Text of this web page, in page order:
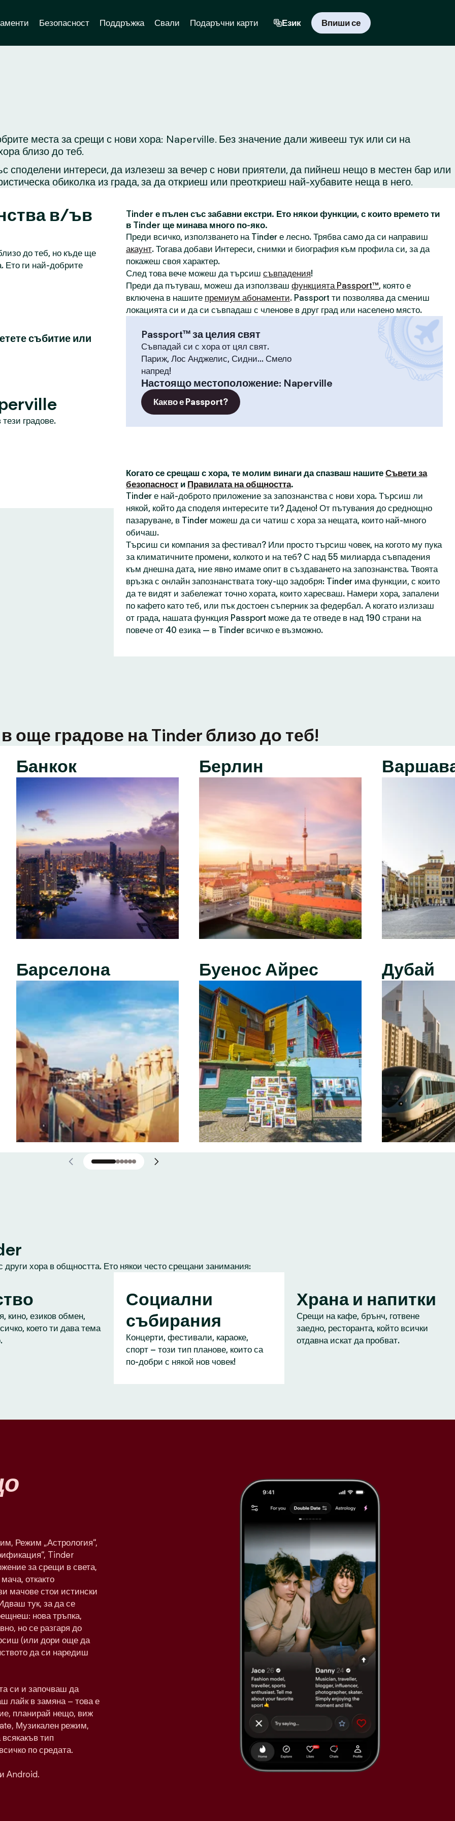
Безопасност Поддръжка Свали Подаръчни карти Език Впиши се
места за срещи с нови хора: Naperville. Без значение дали живееш тук или си на
близо до теб.
интереси, да излезеш за вечер с нови приятели, да пийнеш нещо в местен бар или
обиколка из града, за да откриеш или преоткриеш най-хубавите неща в него.
в/ъв
до теб, но къде ще
Ето ги най-добрите
събитие или
градове.
Tinder е пълен със забавни екстри. Ето някои функции, с които времето ти
в Tinder ще минава много по-яко.
Преди всичко, използването на Tinder е лесно. Трябва само да си направиш
акаунт. Тогава добави Интереси, снимки и биография към профила си, за да
покажеш своя характер.
След това вече можеш да търсиш съвпадения!
Преди да пътуваш, можеш да използваш функцията Passport™, която е
включена в нашите премиум абонаменти. Passport ти позволява да смениш
локацията си и да си съвпадаш с членове в друг град или населено място.
Passport™ за целия свят
Съвпадай си с хора от цял свят.
Париж, Лос Анджелис, Сидни... Смело
напред!
Настоящо местоположение: Naperville
Какво е Passport?
Когато се срещаш с хора, те молим винаги да спазваш нашите Съвети за
безопасност и Правилата на общността.
Tinder е най-доброто приложение за запознанства с нови хора. Търсиш ли
някой, който да споделя интересите ти? Дадено! От пътувания до среднощно
пазаруване, в Tinder можеш да си чатиш с хора за нещата, които най-много
обичаш.
Търсиш си компания за фестивал? Или просто търсиш човек, на когото му пука
за климатичните промени, колкото и на теб? С над 55 милиарда съвпадения
към днешна дата, ние явно имаме опит в създаването на запознанства. Твоята
връзка с онлайн запознанствата току-що задобря: Tinder има функции, с които
да те видят и забележат точно хората, които харесваш. Намери хора, запалени
по кафето като теб, или пък достоен съперник за федербал. А когато излизаш
от града, нашата функция Passport може да те отведе в над 190 страни на
повече от 40 езика — в Tinder всичко е възможно.
още градове на Tinder близо до теб!
Банкок
Барселона
Берлин
Буенос Айрес Дубай
хора в общността. Ето някои често срещани занимания:
кино, езиков обмен,
което ти дава тема
Социални
събирания
Концерти, фестивали, караоке,
спорт – този тип планове, които са
по-добри с някой нов човек!
Храна и напитки
Срещи на кафе, брънч, готвене
заедно, ресторанта, който всички
отдавна искат да пробват.
Режим „Астрология“,
Tinder
за срещи в света,
откакто
мачове стои истински
тук, за да се
нова тръпка,
но се разгаря до
(или дори още да
да си наредиш
си и започваш да
лайк в замяна – това е
планирай нещо, виж
Музикален режим,
тип
по средата.
Android.